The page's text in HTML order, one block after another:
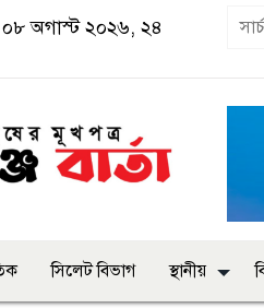
অগাস্ট ২০২৬, ২৪
সিলেট বিভাগ স্থানীয়